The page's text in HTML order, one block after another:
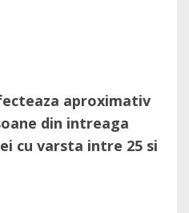
aproximativ
din intreaga
cu varsta intre 25 si